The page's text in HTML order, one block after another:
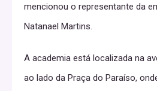
mencionou o representante da
Natanael Martins.
A academia está localizada na
ao lado da Praça do Paraíso,